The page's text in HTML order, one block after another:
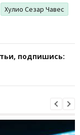
Хулио Сезар Чавес
подпишись: